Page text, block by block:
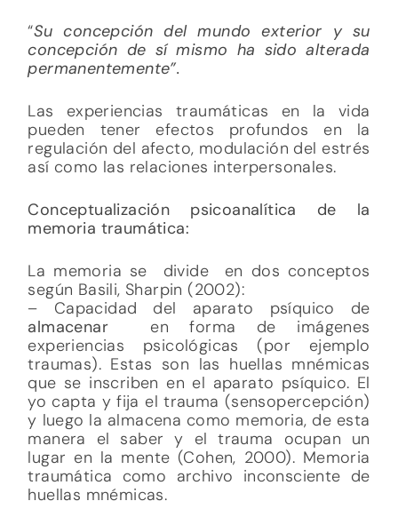
“Su concepción del mundo exterior y su
concepción de sí mismo ha sido alterada
permanentemente”.
Las experiencias traumáticas en la vida
pueden tener efectos profundos en la
regulación del afecto, modulación del estrés
así como las relaciones interpersonales.
Conceptualización psicoanalítica de la
memoria traumática:
La memoria se divide en dos conceptos
según Basili, Sharpin (2002):
– Capacidad del aparato psíquico de
almacenaren forma de imágenes
experiencias psicológicas (por ejemplo
traumas). Estas son las huellas mnémicas
que se inscriben en el aparato psíquico. El
yo capta y fija el trauma (sensopercepción)
y luego la almacena como memoria, de esta
manera el saber y el trauma ocupan un
lugar en la mente (Cohen, 2000). Memoria
traumática como archivo inconsciente de
huellas mnémicas.